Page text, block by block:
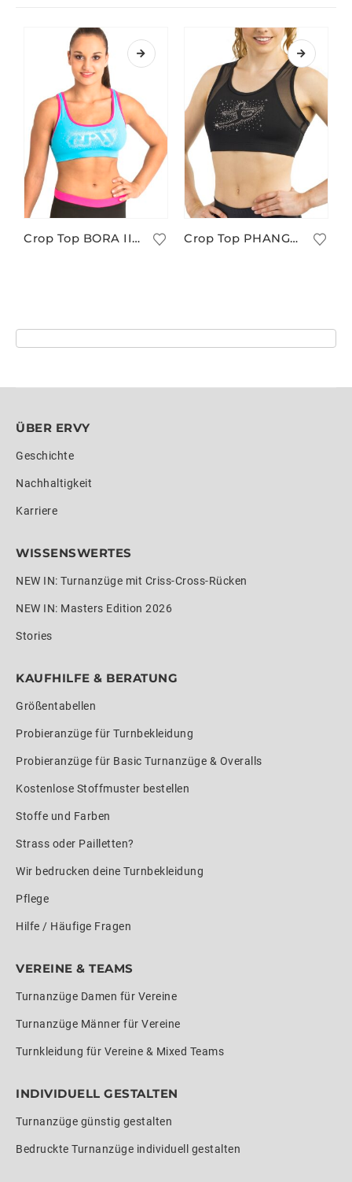
Crop Top BORA II/3 Crop Top PHANGAN/8
ÜBER ERVY
Geschichte
Nachhaltigkeit
Karriere
WISSENSWERTES
NEW IN: Turnanzüge mit Criss-Cross-Rücken
NEW IN: Masters Edition 2026
Stories
KAUFHILFE & BERATUNG
Größentabellen
Probieranzüge für Turnbekleidung
Probieranzüge für Basic Turnanzüge & Overalls
Kostenlose Stoffmuster bestellen
Stoffe und Farben
Strass oder Pailletten?
Wir bedrucken deine Turnbekleidung
Pflege
Hilfe / Häufige Fragen
VEREINE & TEAMS
Turnanzüge Damen für Vereine
Turnanzüge Männer für Vereine
Turnkleidung für Vereine & Mixed Teams
INDIVIDUELL GESTALTEN
Turnanzüge günstig gestalten
Bedruckte Turnanzüge individuell gestalten